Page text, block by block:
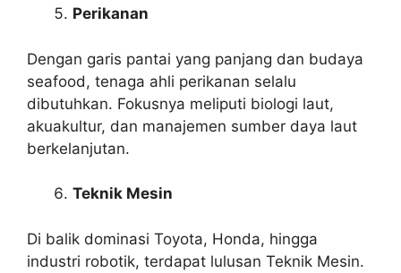
Perikanan
Dengan garis pantai yang panjang dan budaya
seafood, tenaga ahli perikanan selalu
dibutuhkan. Fokusnya meliputi biologi laut,
akuakultur, dan manajemen sumber daya laut
berkelanjutan.
Teknik Mesin
Di balik dominasi Toyota, Honda, hingga
industri robotik, terdapat lulusan Teknik Mesin.